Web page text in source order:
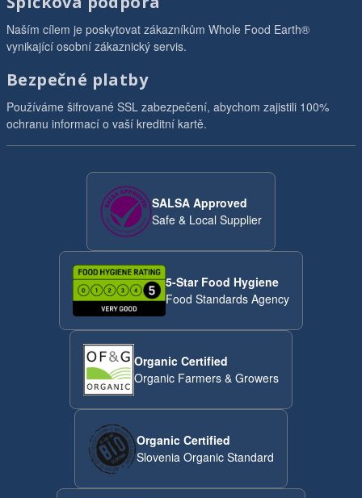
Naším cílem je poskytovat zákazníkům Whole Food Earth®
vynikající osobní zákaznický servis.
Bezpečné platby
Používáme šifrované SSL zabezpečení, abychom zajistili 100%
ochranu informací o vaší kreditní kartě.
SALSA Approved
Safe & Local Supplier
5-Star Food Hygiene
Food Standards Agency
Organic Certified
Organic Farmers & Growers
Organic Certified
Slovenia Organic Standard